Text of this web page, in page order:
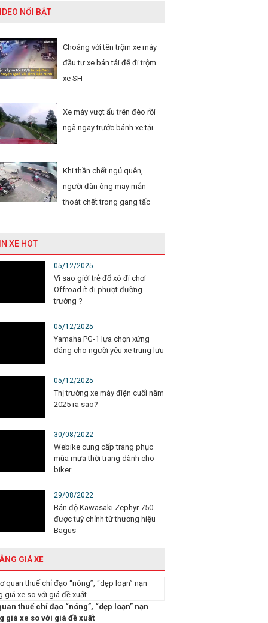
NỔI BẬT
Choáng với tên trộm xe máy
đầu tư xe bán tải để đi trộm
xe SH
Xe máy vượt ẩu trên đèo rồi
ngã ngay trước bánh xe tải
Khi thần chết ngủ quên,
người đàn ông may mắn
thoát chết trong gang tấc
XE HOT
05/12/2025
Vì sao giới trẻ đổ xô đi chơi
Offroad ít đi phượt đường
trường ?
05/12/2025
Yamaha PG-1 lựa chọn xứng
đáng cho người yêu xe trung lưu
05/12/2025
Thị trường xe máy điện cuối năm
2025 ra sao?
30/08/2022
Webike cung cấp trang phục
mùa mưa thời trang dành cho
biker
29/08/2022
Bản độ Kawasaki Zephyr 750
được tuỳ chỉnh từ thương hiệu
Bagus
GIÁ XE
thuế chỉ đạo “nóng”, “dẹp loạn” nạn
giá xe so với giá đề xuất